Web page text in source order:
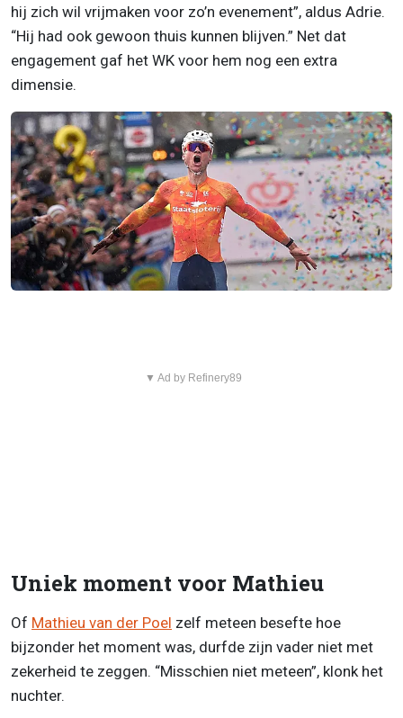
hij zich wil vrijmaken voor zo’n evenement”, aldus Adrie.
“Hij had ook gewoon thuis kunnen blijven.” Net dat
engagement gaf het WK voor hem nog een extra
dimensie.
▼ Ad by Refinery89
Uniek moment voor Mathieu
Of Mathieu van der Poel zelf meteen besefte hoe
bijzonder het moment was, durfde zijn vader niet met
zekerheid te zeggen. “Misschien niet meteen”, klonk het
nuchter.